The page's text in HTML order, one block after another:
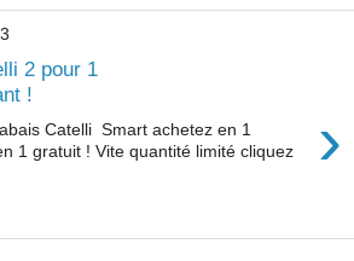
2 pour 1
!
›
Catelli Smart achetez en 1
1 gratuit ! Vite quantité limité cliquez